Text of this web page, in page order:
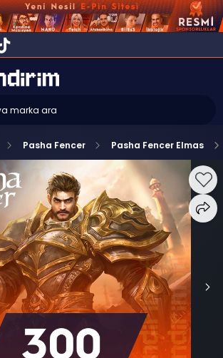
Pasha Fencer Pasha Fencer Elmas